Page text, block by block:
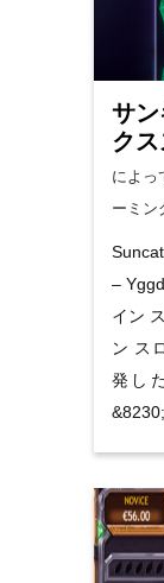
サ
ク
によっ
ーミン
–
イン
ン ス
発し
&8230;